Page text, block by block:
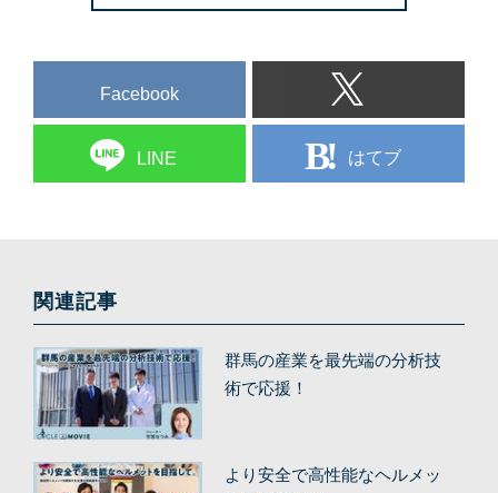
Facebook
LINE はてブ
関連記事
群馬の産業を最先端の分析技
術で応援！
より安全で高性能なヘルメッ